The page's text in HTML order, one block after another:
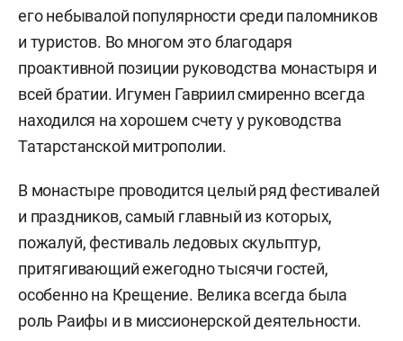
его небывалой популярности среди паломников
и туристов. Во многом это благодаря
проактивной позиции руководства монастыря и
всей братии. Игумен Гавриил смиренно всегда
находился на хорошем счету у руководства
Татарстанской митрополии.
В монастыре проводится целый ряд фестивалей
и праздников, самый главный из которых,
пожалуй, фестиваль ледовых скульптур,
притягивающий ежегодно тысячи гостей,
особенно на Крещение. Велика всегда была
роль Раифы и в миссионерской деятельности.